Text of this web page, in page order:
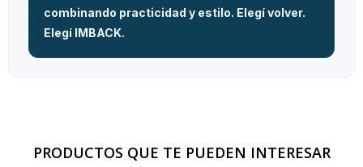
combinando practicidad y estilo. Elegí volver.
Elegí IMBACK.
PRODUCTOS QUE TE PUEDEN INTERESAR